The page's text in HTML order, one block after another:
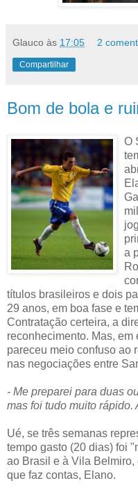
Glauco às 17:05 2
Compartilhar
Bom de bola e
O
a
títulos brasileiros e dois
29 anos, em boa fase e
Contratação certeira, a
reconhecimento. Mas, em
pareceu meio confuso ao
nas negociações entre
- Me preparei para duas
mas foi tudo muito rápido.
Ué, se três semanas
tempo gasto (20 dias) foi
ao Brasil e à Vila
que faz contas, Elano.